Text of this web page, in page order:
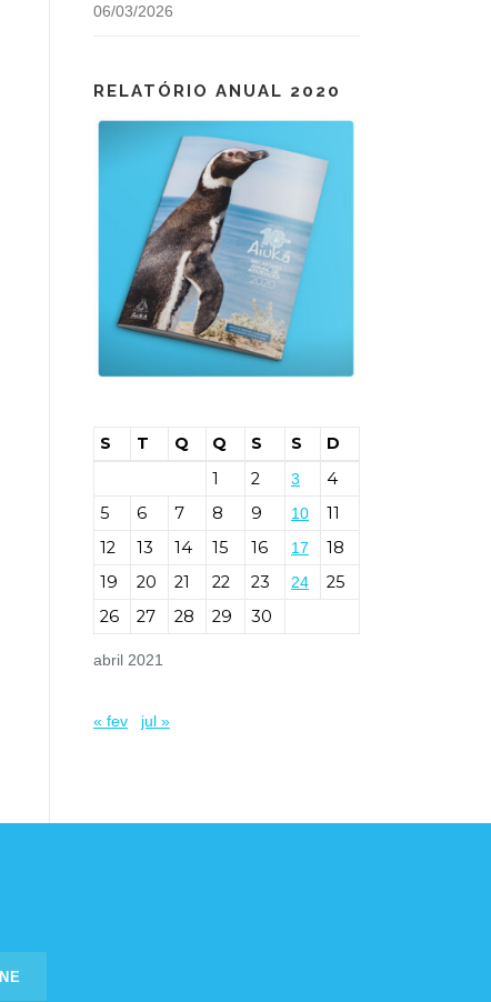
06/03/2026
RELATÓRIO ANUAL 2020
abril 2021
S T Q Q S S
D
1
2 3
4
5
6 7 8 9 10
11
12
13 14 15 16 17
18
19
20 21 22 23 24
25
26
27 28 29 30
« fev jul »